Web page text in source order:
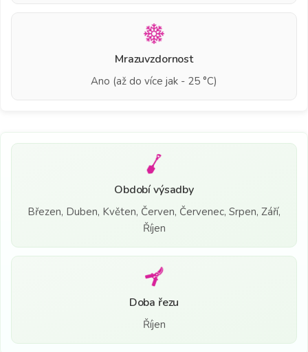
Mrazuvzdornost
Ano (až do více jak - 25 °C)
Období výsadby
Březen, Duben, Květen, Červen, Červenec, Srpen, Září,
Říjen
Doba řezu
Říjen